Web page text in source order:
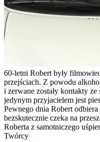
60-letni Robert były
przejściach. Z powodu
i zerwane zostały kontakty
jedynym przyjacielem jest
Pewnego dnia Robert
bezskutecznie czeka na
Roberta z samotniczego
Twórcy